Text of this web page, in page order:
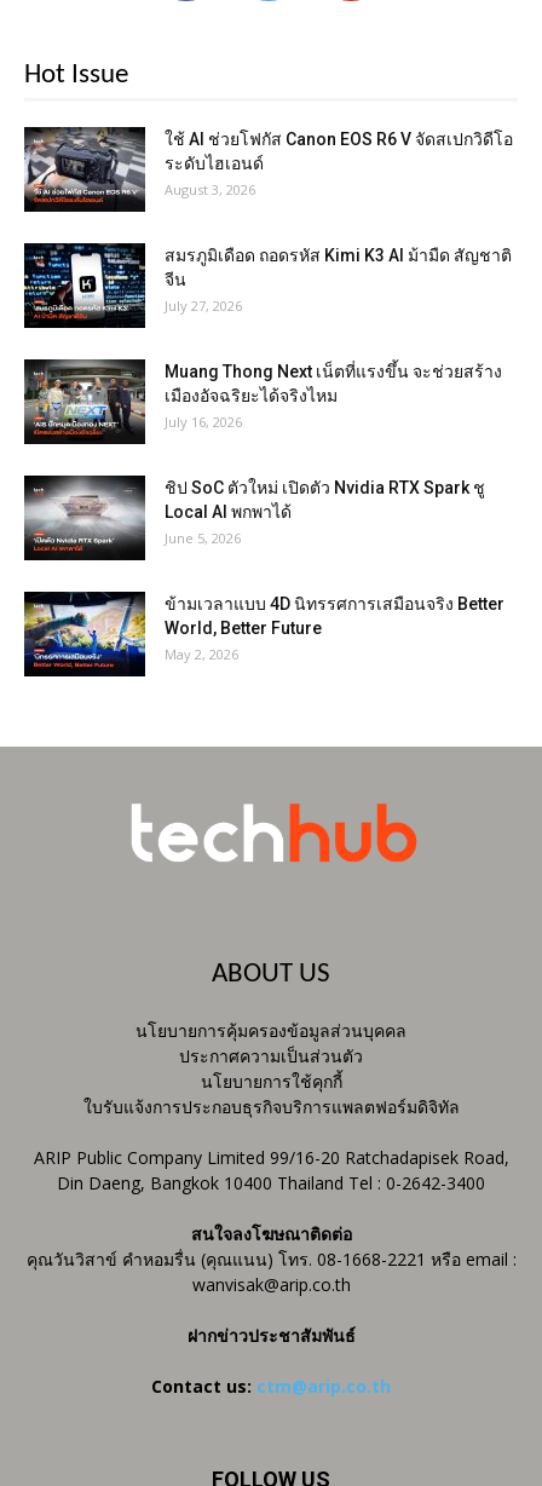
Hot Issue
ใช้ AI ช่วยโฟกัส Canon EOS R6 V จัดสเปกวิดีโอ
ระดับไฮเอนด์
August 3, 2026
สมรภูมิเดือด ถอดรหัส Kimi K3 AI ม้ามืด สัญชาติ
จีน
July 27, 2026
Muang Thong Next เน็ตที่แรงขึ้น จะช่วยสร้าง
เมืองอัจฉริยะได้จริงไหม
July 16, 2026
ชิป SoC ตัวใหม่ เปิดตัว Nvidia RTX Spark ชู
Local AI พกพาได้
June 5, 2026
ข้ามเวลาแบบ 4D นิทรรศการเสมือนจริง Better
World, Better Future
May 2, 2026
ABOUT US
นโยบายการคุ้มครองข้อมูลส่วนบุคคล
ประกาศความเป็นส่วนตัว
นโยบายการใช้คุกกี้
ใบรับแจ้งการประกอบธุรกิจบริการแพลตฟอร์มดิจิทัล
ARIP Public Company Limited 99/16-20 Ratchadapisek Road,
Din Daeng, Bangkok 10400 Thailand Tel : 0-2642-3400
สนใจลงโฆษณาติดต่อ
คุณวันวิสาข์ คำหอมรื่น (คุณแนน) โทร. 08-1668-2221 หรือ email :
wanvisak@arip.co.th
ฝากข่าวประชาสัมพันธ์
Contact us: ctm@arip.co.th
FOLLOW US